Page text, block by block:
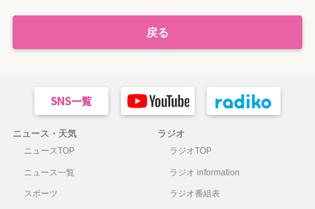
2025
年2
月3
日
追悼ア
ーカイ
ブ 長
崎端島
故・加地英
端島音頭
戻る
ニュース・天気
ニュースTOP
ニュース一覧
スポーツ
ラジオ
ラジオTOP
ラジオ information
ラジオ番組表